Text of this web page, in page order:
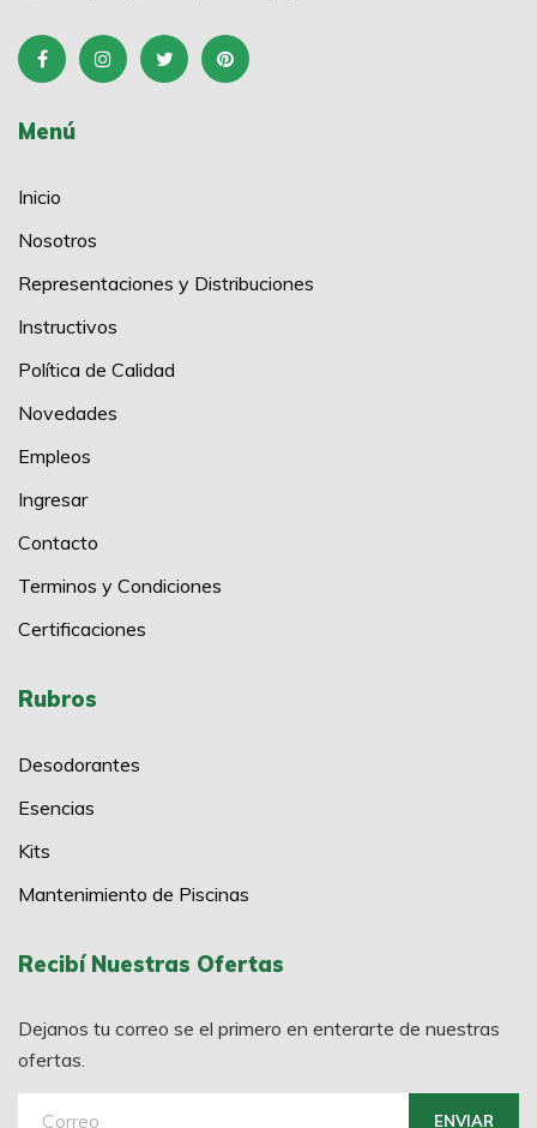
Menú
Inicio
Nosotros
Representaciones y Distribuciones
Instructivos
Política de Calidad
Novedades
Empleos
Ingresar
Contacto
Terminos y Condiciones
Certificaciones
Rubros
Desodorantes
Esencias
Kits
Mantenimiento de Piscinas
Recibí Nuestras Ofertas
Dejanos tu correo se el primero en enterarte de nuestras
ofertas.
ENVIAR